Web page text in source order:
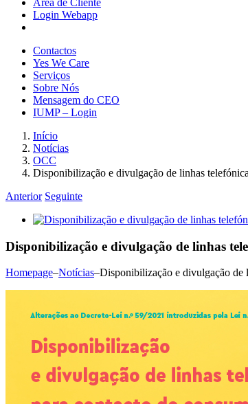
Área de Cliente
Login Webapp
Contactos
Yes We Care
Serviços
Sobre Nós
Mensagem do CEO
IUMP – Login
Início
Notícias
OCC
Disponibilização e divulgação de linhas
Anterior Seguinte
View
Image
Disponibilização e divulgação de linhas
Homepage–Notícias–Disponibilização e divulgação de